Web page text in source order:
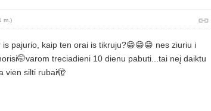
m.)
is pajurio, kaip ten orai is tikruju?😁😁😁 nes ziuriu i
treciadieni 10 dienu pabuti...tai neį daiktu
vien silti rubai🫣